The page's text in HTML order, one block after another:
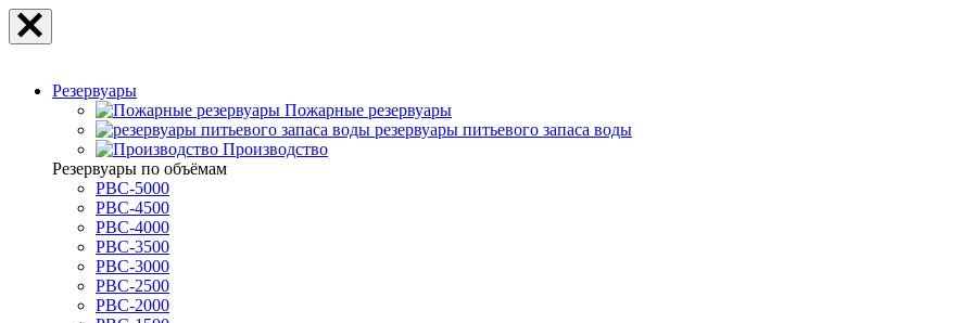
Резервуары
Пожарные резервуары
резервуары питьевого запаса воды
Производство
Резервуары по объёмам
РВС-5000
РВС-4500
РВС-4000
РВС-3500
РВС-3000
РВС-2500
РВС-2000